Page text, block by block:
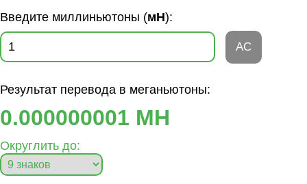
Введите миллиньютоны (мН):
AC
Результат перевода в меганьютоны:
0.000000001 МН
Округлить до: